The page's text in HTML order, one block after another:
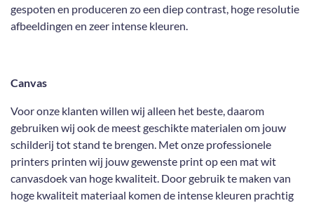
gespoten en produceren zo een diep contrast, hoge resolutie
afbeeldingen en zeer intense kleuren.
Canvas
Voor onze klanten willen wij alleen het beste, daarom
gebruiken wij ook de meest geschikte materialen om jouw
schilderij tot stand te brengen. Met onze professionele
printers printen wij jouw gewenste print op een mat wit
canvasdoek van hoge kwaliteit. Door gebruik te maken van
hoge kwaliteit materiaal komen de intense kleuren prachtig